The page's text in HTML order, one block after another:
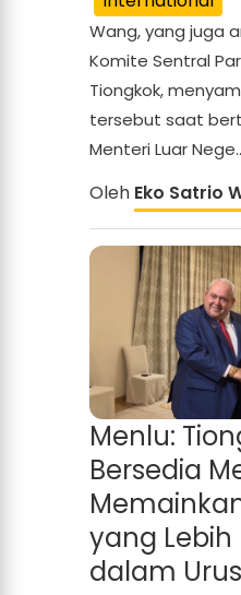
Wang, yang juga
Komite Sentral
Tiongkok,
tersebut saat
Menteri Luar
Oleh Eko Satrio
Menlu:
Bersedia
yang Lebih
dalam